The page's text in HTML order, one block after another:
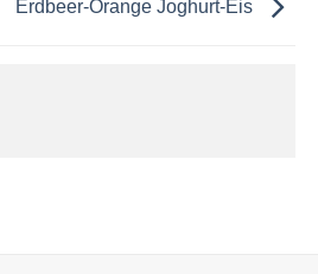
Erdbeer-Orange Joghurt-Eis